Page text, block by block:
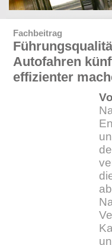
Fachbeitrag
Autofahren
effizienter